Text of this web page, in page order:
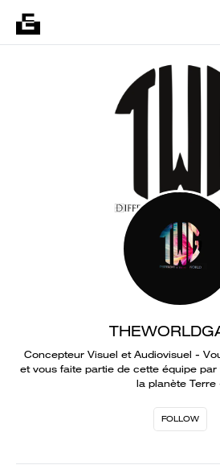
Concepteur Visuel et Audiovisuel -
et vous faite partie de cette équipe
la planète Terre
FOLLOW